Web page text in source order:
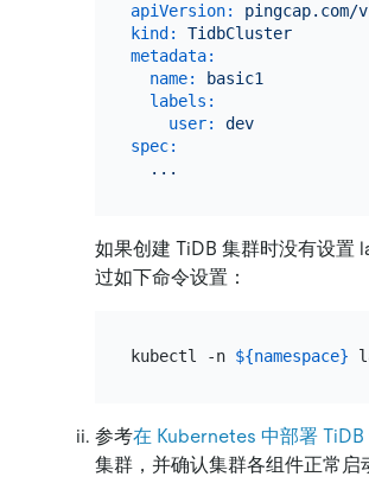
apiVersion:
pingcap.com/
kind:
TidbCluster
metadata:
name:
basic1
labels:
user:
dev
spec:
...
如果创建 TiDB 集群时没有设置
过如下命令设置：
kubectl -n ${namespace}
参考在 Kubernetes 中部署 TiDB
集群，并确认集群各组件正常启